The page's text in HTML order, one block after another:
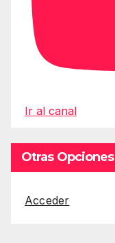
Ir al canal
Otras Opciones
Acceder